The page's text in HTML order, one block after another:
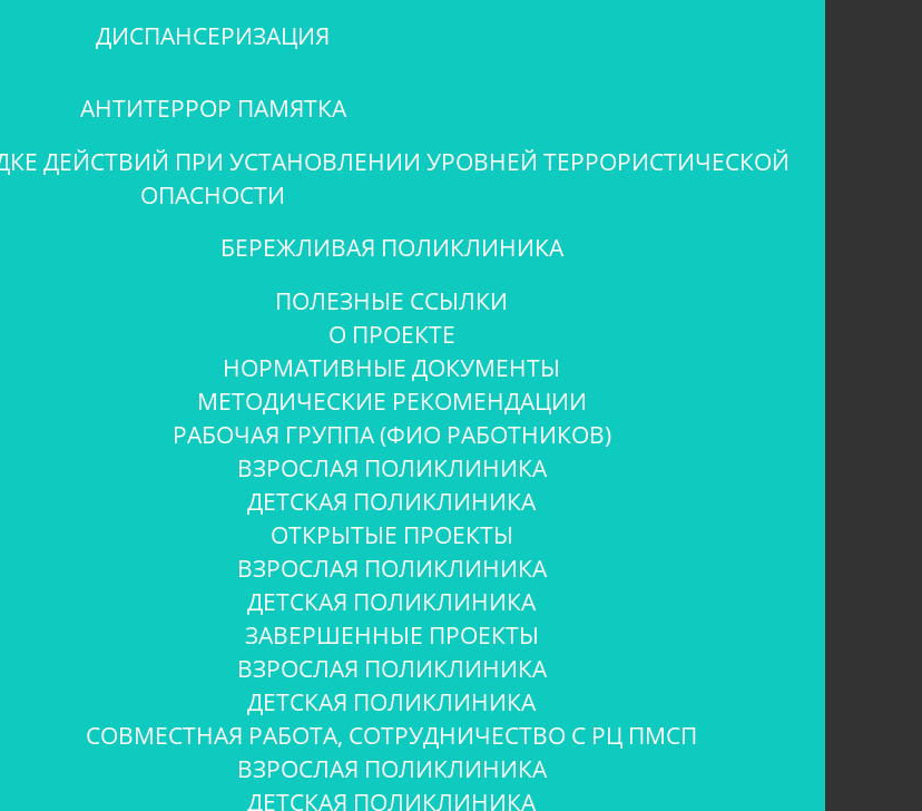
ДИСПАНСЕРИЗАЦИЯ
АНТИТЕРРОР ПАМЯТКА
ДЕЙСТВИЙ ПРИ УСТАНОВЛЕНИИ УРОВНЕЙ ТЕРРОРИСТИЧЕСКОЙ
ОПАСНОСТИ
БЕРЕЖЛИВАЯ ПОЛИКЛИНИКА
ПОЛЕЗНЫЕ ССЫЛКИ
О ПРОЕКТЕ
НОРМАТИВНЫЕ ДОКУМЕНТЫ
МЕТОДИЧЕСКИЕ РЕКОМЕНДАЦИИ
РАБОЧАЯ ГРУППА (ФИО РАБОТНИКОВ)
ВЗРОСЛАЯ ПОЛИКЛИНИКА
ДЕТСКАЯ ПОЛИКЛИНИКА
ОТКРЫТЫЕ ПРОЕКТЫ
ВЗРОСЛАЯ ПОЛИКЛИНИКА
ДЕТСКАЯ ПОЛИКЛИНИКА
ЗАВЕРШЕННЫЕ ПРОЕКТЫ
ВЗРОСЛАЯ ПОЛИКЛИНИКА
ДЕТСКАЯ ПОЛИКЛИНИКА
СОВМЕСТНАЯ РАБОТА, СОТРУДНИЧЕСТВО С РЦ ПМСП
ВЗРОСЛАЯ ПОЛИКЛИНИКА
ДЕТСКАЯ ПОЛИКЛИНИКА